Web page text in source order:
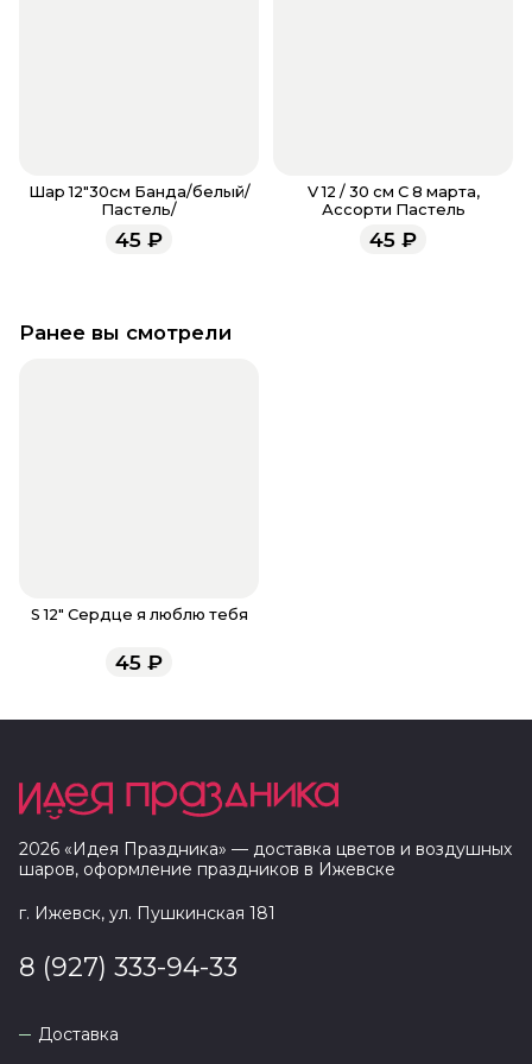
Шар 12"30см Банда/белый/
Пастель/
45 ₽
V 12 / 30 см С 8 марта,
Ассорти Пастель
45 ₽
Ранее вы смотрели
S 12" Сердце я люблю тебя
45 ₽
2026 «Идея Праздника» — доставка цветов и воздушных
шаров, оформление праздников в Ижевске
г. Ижевск, ул. Пушкинская 181
8 (927) 333-94-33
Доставка